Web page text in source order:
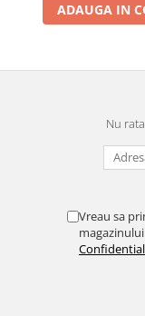
ADAUGA IN
Nu
Vreau sa